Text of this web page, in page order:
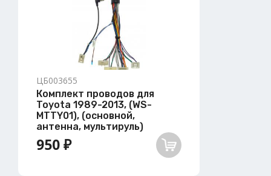
ЦБ003655
Комплект проводов для
Toyota 1989-2013, (WS-
MTTY01), (основной,
антенна, мультируль)
950 ₽